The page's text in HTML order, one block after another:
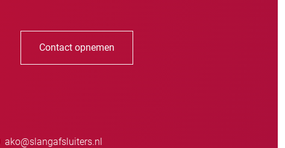
Contact opnemen
ako@slangafsluiters.nl